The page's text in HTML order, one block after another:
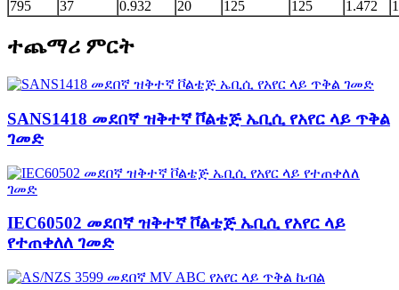
795
37 0.932 20 125 125 1.472
ተጨማሪ ምርት
SANS1418 መደበኛ ዝቅተኛ ቮልቴጅ ኤቢሲ የአየር ላይ ጥቅል
ገመድ
IEC60502 መደበኛ ዝቅተኛ ቮልቴጅ ኤቢሲ የአየር ላይ
የተጠቀለለ ገመድ